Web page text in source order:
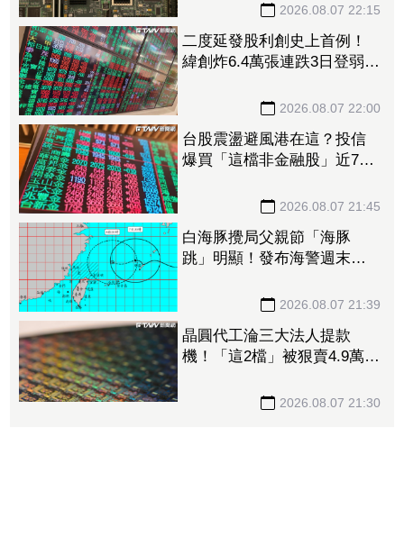
2026.08.07 22:15
二度延發股利創史上首例！
緯創炸6.4萬張連跌3日登弱勢
2026.08.07 22:00
台股震盪避風港在這？投信
爆買「這檔非金融股」近7千
2026.08.07 21:45
白海豚攪局父親節「海豚
跳」明顯！發布海警週末影
2026.08.07 21:39
晶圓代工淪三大法人提款
機！「這2檔」被狠賣4.9萬
2026.08.07 21:30